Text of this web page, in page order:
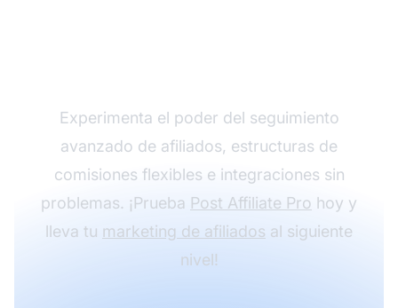
Experimenta el poder del seguimiento
avanzado de afiliados, estructuras de
comisiones flexibles e integraciones sin
problemas. ¡Prueba Post Affiliate Pro hoy y
lleva tu marketing de afiliados al siguiente
nivel!